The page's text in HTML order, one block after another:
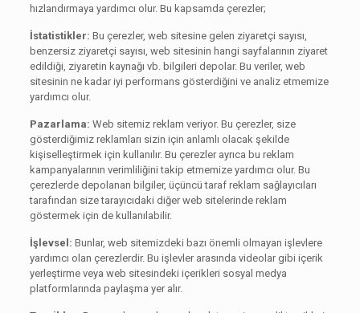
hızlandırmaya yardımcı olur. Bu kapsamda çerezler;
İstatistikler: Bu çerezler, web sitesine gelen ziyaretçi sayısı,
benzersiz ziyaretçi sayısı, web sitesinin hangi sayfalarının ziyaret
edildiği, ziyaretin kaynağı vb. bilgileri depolar. Bu veriler, web
sitesinin ne kadar iyi performans gösterdiğini ve analiz etmemize
yardımcı olur.
Pazarlama: Web sitemiz reklam veriyor. Bu çerezler, size
gösterdiğimiz reklamları sizin için anlamlı olacak şekilde
kişiselleştirmek için kullanılır. Bu çerezler ayrıca bu reklam
kampanyalarının verimliliğini takip etmemize yardımcı olur. Bu
çerezlerde depolanan bilgiler, üçüncü taraf reklam sağlayıcıları
tarafından size tarayıcıdaki diğer web sitelerinde reklam
göstermek için de kullanılabilir.
İşlevsel: Bunlar, web sitemizdeki bazı önemli olmayan işlevlere
yardımcı olan çerezlerdir. Bu işlevler arasında videolar gibi içerik
yerleştirme veya web sitesindeki içerikleri sosyal medya
platformlarında paylaşma yer alır.